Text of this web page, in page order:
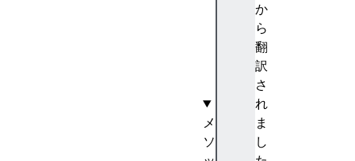
か
ら
翻
訳
さ
れ
ま
し
メ
ソ